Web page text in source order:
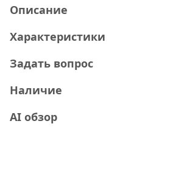
Описание
Характеристики
Задать вопрос
Наличие
AI обзор